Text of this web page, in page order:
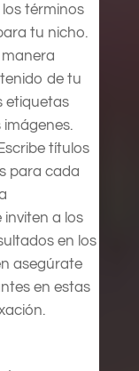
términos
tu nicho.
de tu
etiquetas
títulos
para cada
inviten a los
en los
asegúrate
en estas